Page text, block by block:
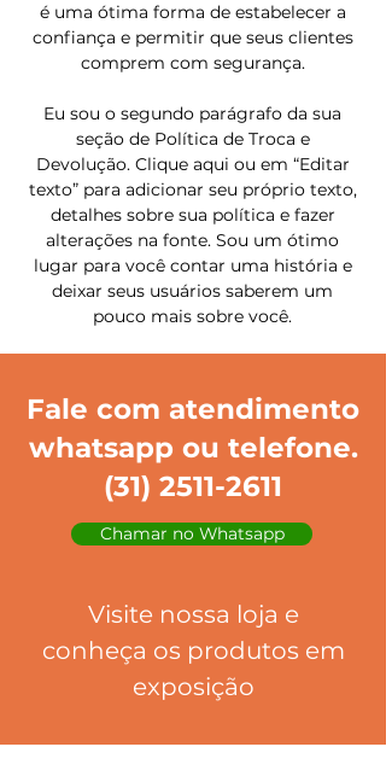
é uma ótima forma de estabelecer a
confiança e permitir que seus clientes
comprem com segurança.
Eu sou o segundo parágrafo da sua
seção de Política de Troca e
Devolução. Clique aqui ou em “Editar
texto” para adicionar seu próprio texto,
detalhes sobre sua política e fazer
alterações na fonte. Sou um ótimo
lugar para você contar uma história e
deixar seus usuários saberem um
pouco mais sobre você.
Fale com atendimento
whatsapp ou telefone.
(31) 2511-2611
Chamar no Whatsapp
Visite nossa loja e
conheça os produtos em
exposição